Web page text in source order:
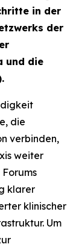
in der
der
und die
die
verbinden,
weiter
klarer
klinischer
Um